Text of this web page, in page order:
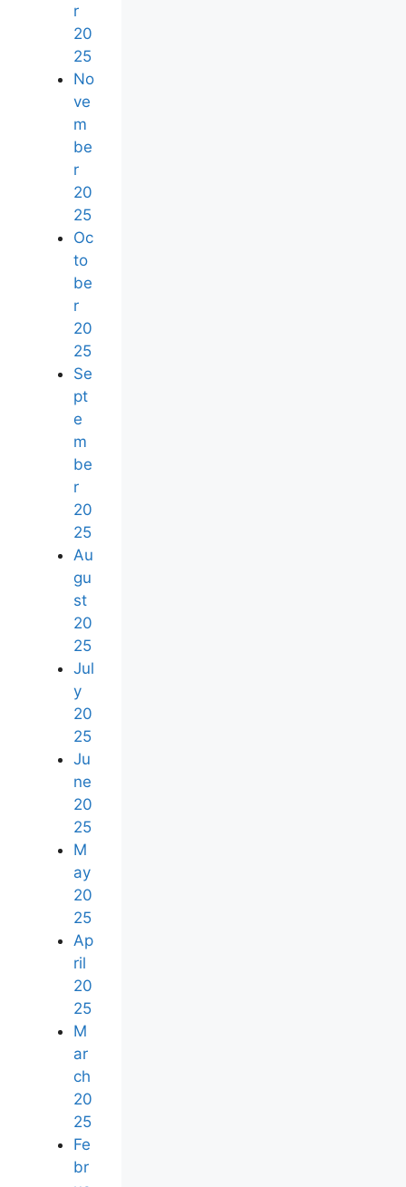
r
20
25
No
ve
m
be
r
20
25
Oc
to
be
r
20
25
Se
pt
e
m
be
r
20
25
Au
gu
st
20
25
Jul
y
20
25
Ju
ne
20
25
M
ay
20
25
Ap
ril
20
25
M
ar
ch
20
25
Fe
br